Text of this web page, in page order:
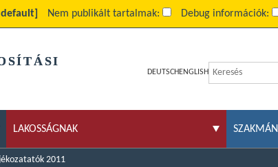
Nem publikált tartalmak: Debug információk:
DEUTSCH ENGLISH
LAKOSSÁGNAK
2011